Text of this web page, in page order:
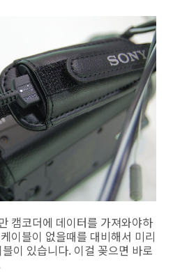
캠코더에 데이터를 가져와야하
이블이 없을때를 대비해서 미리
이 있습니다. 이걸 꽂으면 바로